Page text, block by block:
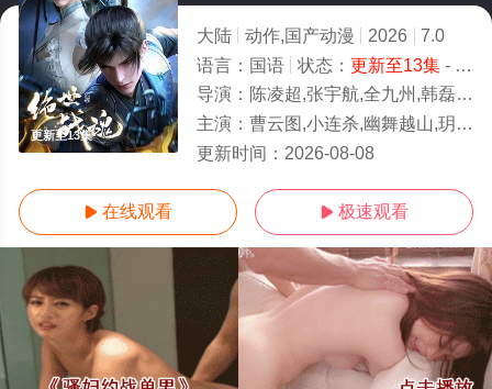
更新至13集
大陆 动作,国产动漫 2026
7.0
语言： 国语 状态： 更新至13集- 免费在线观看
导演： 陈凌超,张宇航,全九州,韩磊,楚旭,戚道岩
主演： 曹云图,小连杀,幽舞越山,玥辰,李轻扬,枣儿,夏浚凯,关帅,乔耀辉,刘中正
更新时间： 2026-08-08
 在线观看  极速观看